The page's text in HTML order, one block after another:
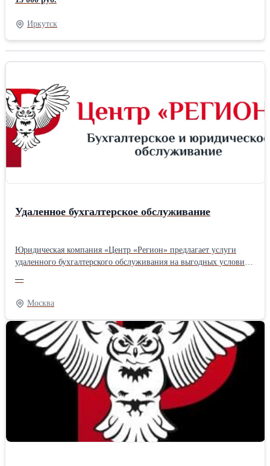
налогообложения (общей, упрощенной, патентной, в виде
единого налога на вмененный доход для отдельных видов
деятельности). Решает полный комплекс задач бухгалтерской
службы. Преимущества ПРОФ версии: ✔ Учет по нескольким
ПО
Иркутск
Удаленное бухгалтерское обслуживание
Юридическая компания «Центр «Регион» предлагает услуги
удаленного бухгалтерского обслуживания на выгодных условиях.
ИП и ООО до холдингов и корпораций в Москве и Химках.
Ознакомиться с более подробной информацией Вы можете на
нашем сайте
—
Москва